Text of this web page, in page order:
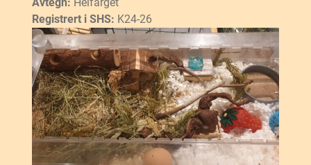
Registrert i SHS: K24-26